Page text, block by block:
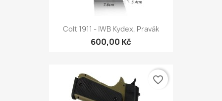
Colt 1911 - IWB Kydex, Pravák
600,00 Kč
favorite_border